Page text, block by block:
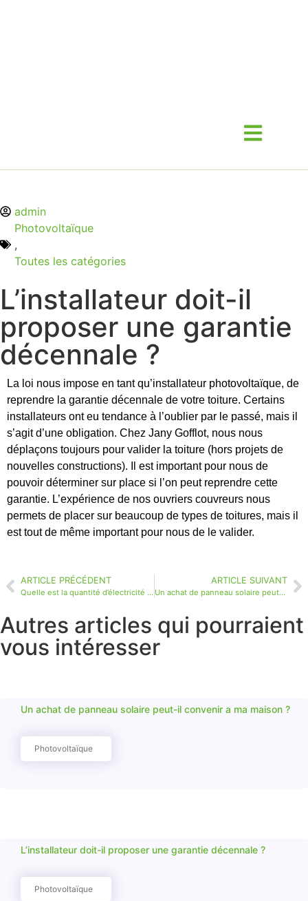
admin
Photovoltaïque
,
Toutes les catégories
L’installateur doit-il
proposer une garantie
décennale ?
La loi nous impose en tant qu’installateur photovoltaïque, de
reprendre la garantie décennale de votre toiture. Certains
installateurs ont eu tendance à l’oublier par le passé, mais il
s’agit d’une obligation. Chez Jany Gofflot, nous nous
déplaçons toujours pour valider la toiture (hors projets de
nouvelles constructions). Il est important pour nous de
pouvoir déterminer sur place si l’on peut reprendre cette
garantie. L’expérience de nos ouvriers couvreurs nous
permets de placer sur beaucoup de types de toitures, mais il
est tout de même important pour nous de le valider.
ARTICLE PRÉCÉDENT
Quelle est la quantité d’électricité que je peux produire ?
ARTICLE SUIVANT
Un achat de panneau solaire peut-il convenir a ma maison ?
Autres articles qui pourraient
vous intéresser
Un achat de panneau solaire peut-il convenir a ma maison ?
Photovoltaïque
L’installateur doit-il proposer une garantie décennale ?
Photovoltaïque